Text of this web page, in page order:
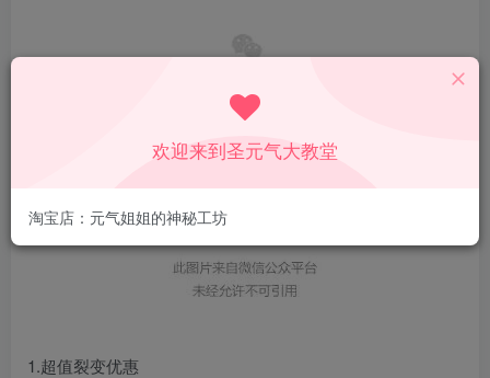
1.超值裂变优惠
欢迎来到圣元气大教堂
淘宝店：元气姐姐的神秘工坊